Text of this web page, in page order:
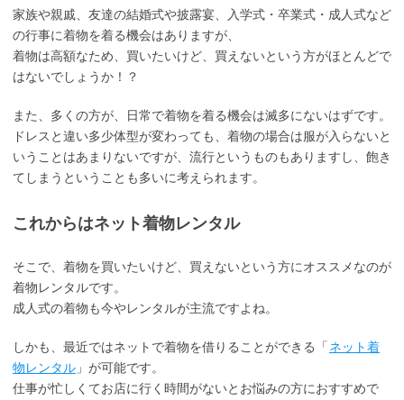
家族や親戚、友達の結婚式や披露宴、入学式・卒業式・成人式など
の行事に着物を着る機会はありますが、
着物は高額なため、買いたいけど、買えないという方がほとんどで
はないでしょうか！？
また、多くの方が、日常で着物を着る機会は滅多にないはずです。
ドレスと違い多少体型が変わっても、着物の場合は服が入らないと
いうことはあまりないですが、流行というものもありますし、飽き
てしまうということも多いに考えられます。
これからはネット着物レンタル
そこで、着物を買いたいけど、買えないという方にオススメなのが
着物レンタルです。
成人式の着物も今やレンタルが主流ですよね。
しかも、最近ではネットで着物を借りることができる「 ネット着
物レンタル 」が可能です。
仕事が忙しくてお店に行く時間がないとお悩みの方におすすめで